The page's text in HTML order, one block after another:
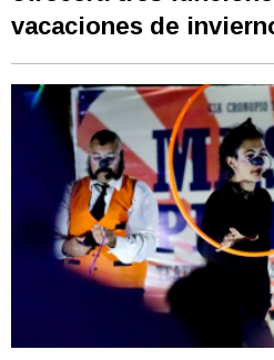
vacaciones de